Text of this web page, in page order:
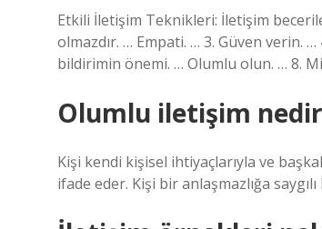
Etkili İletişim Teknikleri: İletişim
olmazdır. … Empati. … 3. Güven verin.
bildirimin önemi. … Olumlu olun. … 8.
Olumlu iletişim
Kişi kendi kişisel ihtiyaçlarıyla ve
ifade eder. Kişi bir anlaşmazlığa